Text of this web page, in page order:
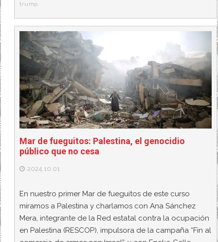
trump
Mar de fueguitos: Palestina, el genocidio
público que no cesa
2024.10.01
En nuestro primer Mar de fueguitos de este curso
miramos a Palestina y charlamos con Ana Sánchez
Mera, integrante de la Red estatal contra la ocupación
en Palestina (RESCOP), impulsora de la campaña “Fin al